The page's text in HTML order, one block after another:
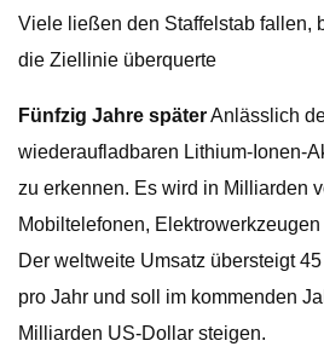
Viele ließen den Staffelstab fallen,
die Ziellinie überquerte
Fünfzig Jahre späterAnlässlich
wiederaufladbaren Lithium-Ionen-
zu erkennen. Es wird in Milliarden
Mobiltelefonen,
Der weltweite Umsatz übersteigt
pro Jahr und soll im kommenden
Milliarden US-Dollar steigen.